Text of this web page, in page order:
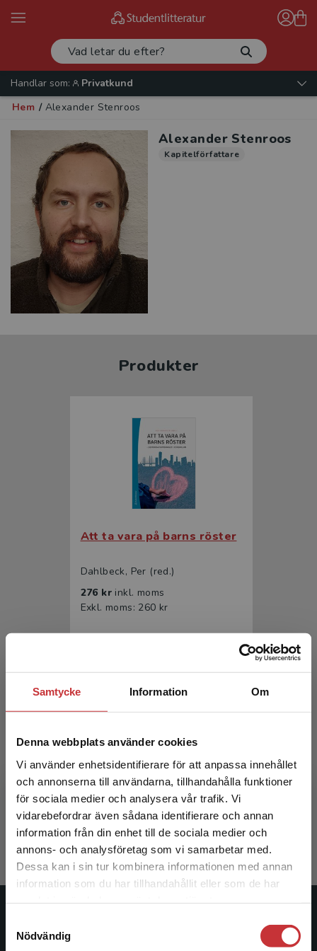
Samtycke Information Om
Denna webbplats använder cookies
Vi använder enhetsidentifierare för att anpassa innehållet
och annonserna till användarna, tillhandahålla funktioner
för sociala medier och analysera vår trafik. Vi
vidarebefordrar även sådana identifierare och annan
information från din enhet till de sociala medier och
annons- och analysföretag som vi samarbetar med.
Dessa kan i sin tur kombinera informationen med annan
information som du har tillhandahållit eller som de har
Nödvändig
Begränsad fraktregion
Det verkar som att du besöker
studentlitteratur.se via en enhet utanför Sverige.
Vi erbjuder inte leveranser utanför Sverige. För
att kunna slutföra ett köp måste
Handlar som:
Privatkund
Hem / Alexander Stenroos
Alexander Stenroos
Kapitelförfattare
Produkter
Att ta vara på barns röster
Dahlbeck, Per (red.)
276 kr inkl. moms
Exkl. moms: 260 kr
Att ta vara på barns röster
Dahlbeck, Per (red.)
171 krinkl. moms
Exkl. moms: 161 kr